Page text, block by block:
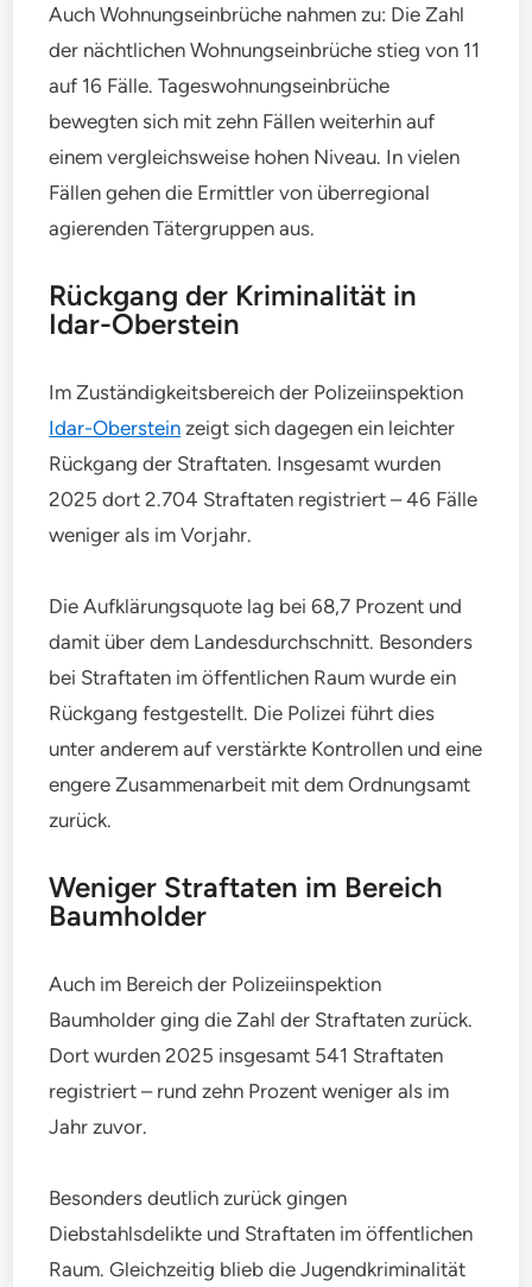
Auch Wohnungseinbrüche nahmen zu: Die Zahl
der nächtlichen Wohnungseinbrüche stieg von 11
auf 16 Fälle. Tageswohnungseinbrüche
bewegten sich mit zehn Fällen weiterhin auf
einem vergleichsweise hohen Niveau. In vielen
Fällen gehen die Ermittler von überregional
agierenden Tätergruppen aus.
Rückgang der Kriminalität in
Idar-Oberstein
Im Zuständigkeitsbereich der Polizeiinspektion
Idar-Oberstein zeigt sich dagegen ein leichter
Rückgang der Straftaten. Insgesamt wurden
2025 dort 2.704 Straftaten registriert – 46 Fälle
weniger als im Vorjahr.
Die Aufklärungsquote lag bei 68,7 Prozent und
damit über dem Landesdurchschnitt. Besonders
bei Straftaten im öffentlichen Raum wurde ein
Rückgang festgestellt. Die Polizei führt dies
unter anderem auf verstärkte Kontrollen und eine
engere Zusammenarbeit mit dem Ordnungsamt
zurück.
Weniger Straftaten im Bereich
Baumholder
Auch im Bereich der Polizeiinspektion
Baumholder ging die Zahl der Straftaten zurück.
Dort wurden 2025 insgesamt 541 Straftaten
registriert – rund zehn Prozent weniger als im
Jahr zuvor.
Besonders deutlich zurück gingen
Diebstahlsdelikte und Straftaten im öffentlichen
Raum. Gleichzeitig blieb die Jugendkriminalität